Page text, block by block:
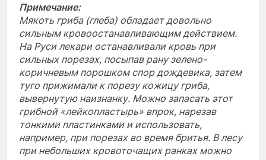
Примечание:
Мякоть гриба (глеба) обладает довольно
сильным кровоостанавливающим действием.
На Руси лекари останавливали кровь при
сильных порезах, посыпав рану зелено-
коричневым порошком спор дождевика, затем
туго прижимали к порезу кожицу гриба,
вывернутую наизнанку. Можно запасать этот
грибной «лейкопластырь» впрок, нарезав
тонкими пластинками и использовать,
например, при порезах во время бритья. В лесу
при небольших кровоточащих ранках можно